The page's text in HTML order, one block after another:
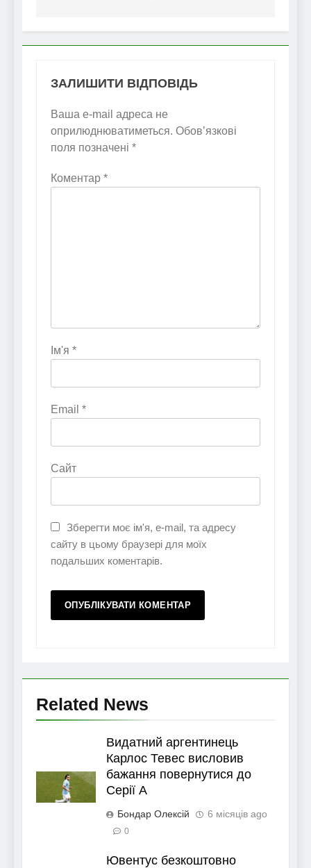
ЗАЛИШИТИ ВІДПОВІДЬ
Ваша e-mail адреса не
оприлюднюватиметься. Обов’язкові
поля позначені *
Коментар *
Ім'я *
Email *
Сайт
Зберегти моє ім'я, e-mail, та адресу
сайту в цьому браузері для моїх
подальших коментарів.
Related News
Видатний аргентинець
Карлос Тевес висловив
бажання повернутися до
Серії А
Бондар Олексій 6 місяців ago
0
Ювентус безкоштовно